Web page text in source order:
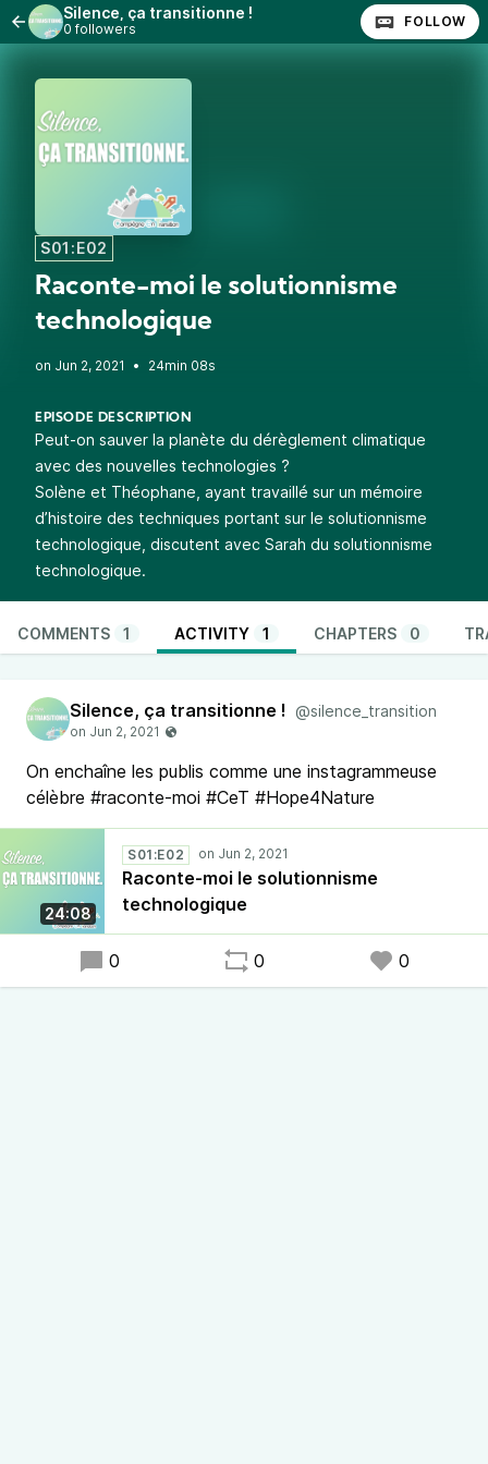
Silence, ça transitionne !
0 followers FOLLOW
S01:E02
Raconte-moi le solutionnisme
technologique
• 24min 08s
EPISODE DESCRIPTION
Peut-on sauver la planète du dérèglement climatique
avec des nouvelles technologies ?
Solène et Théophane, ayant travaillé sur un mémoire
d’histoire des techniques portant sur le solutionnisme
technologique, discutent avec Sarah du solutionnisme
technologique.
COMMENTS 1 ACTIVITY 1 CHAPTERS 0
Silence, ça transitionne ! @silence_transition
On enchaîne les publis comme une instagrammeuse
célèbre #raconte-moi #CeT #Hope4Nature
24:08
S01:E02
Raconte-moi le solutionnisme
technologique
0 0 0